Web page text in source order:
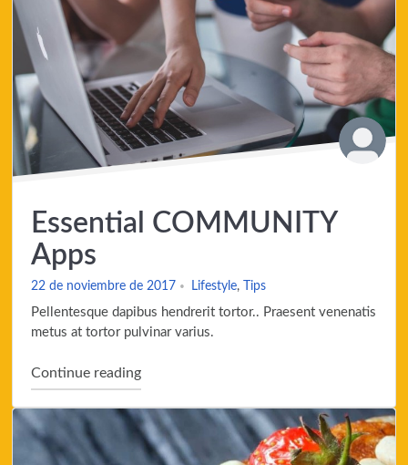
Essential COMMUNITY
Apps
22 de noviembre de 2017 Lifestyle,
Tips
Pellentesque dapibus hendrerit tortor.. Praesent venenatis
metus at tortor pulvinar varius.
Continue reading"Essential COMMUNITY Apps"